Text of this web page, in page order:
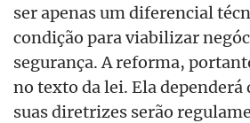
ser apenas um diferencial
condição para viabilizar
segurança. A reforma,
no texto da lei. Ela dependerá
suas diretrizes serão